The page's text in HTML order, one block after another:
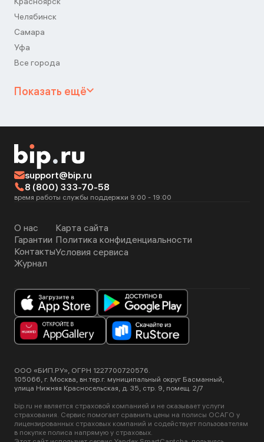
Челябинск
Самара
Уфа
Все города
Показать ещё
support@bip.ru
8 (800) 333-70-58
время работы службы поддержки 9:00 - 19:00
О нас
Гарантии
Контакты
Журнал
Карта сайта
Политика конфиденциальности
Условия сервиса
ООО «БИП.РУ», ОГРН 1227700720576.
105066, г. Москва, вн.тер.г. муниципальный округ Басманный,
улица Нижняя Красносельская, д. 35, стр. 9, помещ. 2/7
bip.ru не является страховой компанией и не оказывает услуги
страхования. Сервис помогает сравнить цены на полисы ОСАГО у
лицензированных страховых компаний и содействует пользователям
в покупке полиса напрямую у страховых.